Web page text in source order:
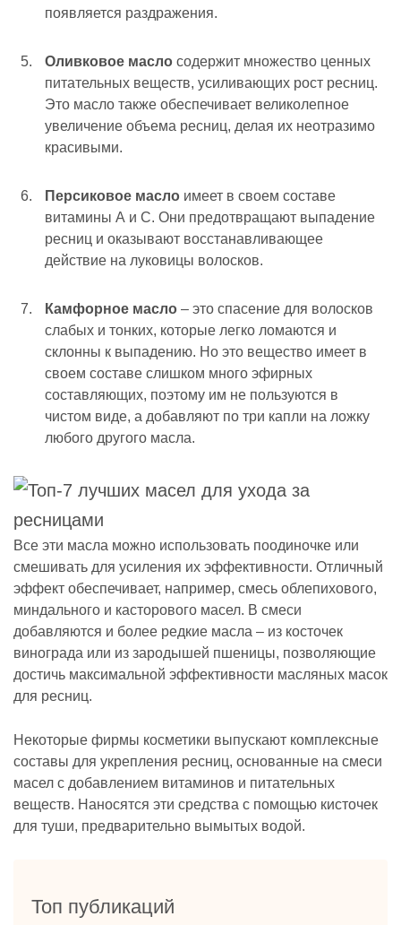
появляется раздражения.
Оливковое масло содержит множество ценных
питательных веществ, усиливающих рост ресниц.
Это масло также обеспечивает великолепное
увеличение объема ресниц, делая их неотразимо
красивыми.
Персиковое масло имеет в своем составе
витамины А и С. Они предотвращают выпадение
ресниц и оказывают восстанавливающее
действие на луковицы волосков.
Камфорное масло – это спасение для волосков
слабых и тонких, которые легко ломаются и
склонны к выпадению. Но это вещество имеет в
своем составе слишком много эфирных
составляющих, поэтому им не пользуются в
чистом виде, а добавляют по три капли на ложку
любого другого масла.
Все эти масла можно использовать поодиночке или
смешивать для усиления их эффективности. Отличный
эффект обеспечивает, например, смесь облепихового,
миндального и касторового масел. В смеси
добавляются и более редкие масла – из косточек
винограда или из зародышей пшеницы, позволяющие
достичь максимальной эффективности масляных масок
для ресниц.
Некоторые фирмы косметики выпускают комплексные
составы для укрепления ресниц, основанные на смеси
масел с добавлением витаминов и питательных
веществ. Наносятся эти средства с помощью кисточек
для туши, предварительно вымытых водой.
Топ публикаций